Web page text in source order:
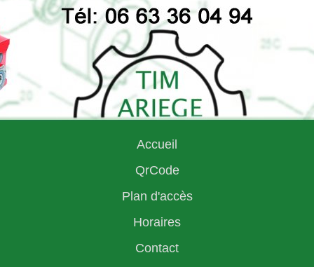
Accueil
QrCode
Plan d'accès
Horaires
Contact